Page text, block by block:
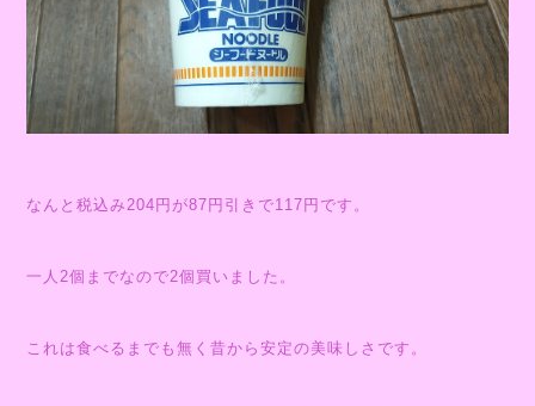
なんと税込み204円が87円引きで117円です。
一人2個までなので2個買いました。
これは食べるまでも無く昔から安定の美味しさです。